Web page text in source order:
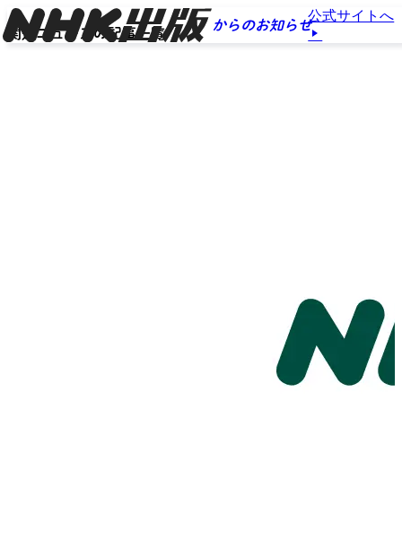
からのお知らせ
公式サイトへ
関連ニュースの記事一覧